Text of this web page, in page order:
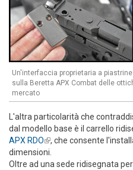
Un'interfaccia proprietaria a
sulla Beretta APX Combat delle
mercato
L'altra particolarità che
dal modello base è il carrello
APX RDO(link is external)
, che consente
dimensioni.
Oltre ad una sede ridisegnata